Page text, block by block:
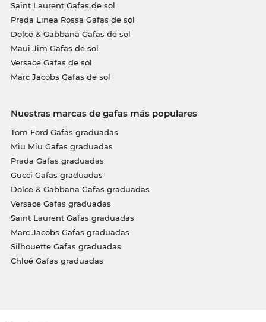
Saint Laurent Gafas de sol
Prada Linea Rossa Gafas de sol
Dolce & Gabbana Gafas de sol
Maui Jim Gafas de sol
Versace Gafas de sol
Marc Jacobs Gafas de sol
Nuestras marcas de gafas más populares
Tom Ford Gafas graduadas
Miu Miu Gafas graduadas
Prada Gafas graduadas
Gucci Gafas graduadas
Dolce & Gabbana Gafas graduadas
Versace Gafas graduadas
Saint Laurent Gafas graduadas
Marc Jacobs Gafas graduadas
Silhouette Gafas graduadas
Chloé Gafas graduadas